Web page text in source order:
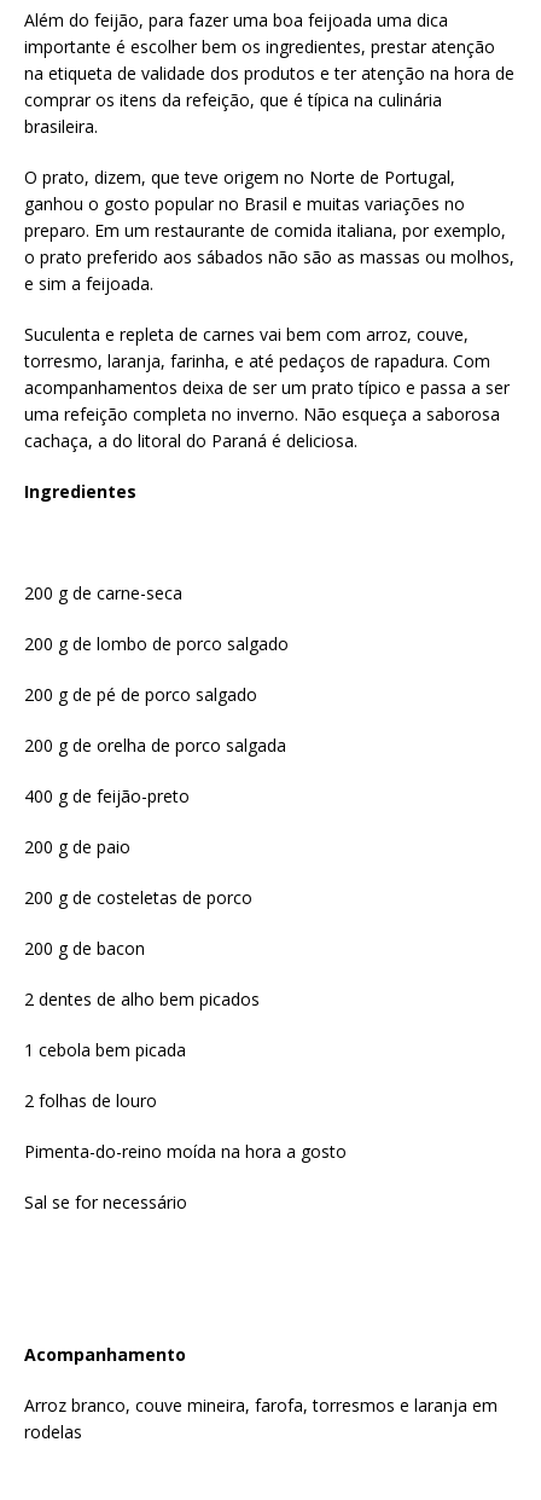
Além do feijão, para fazer uma boa feijoada uma dica
importante é escolher bem os ingredientes, prestar atenção
na etiqueta de validade dos produtos e ter atenção na hora de
comprar os itens da refeição, que é típica na culinária
brasileira.
O prato, dizem, que teve origem no Norte de Portugal,
ganhou o gosto popular no Brasil e muitas variações no
preparo. Em um restaurante de comida italiana, por exemplo,
o prato preferido aos sábados não são as massas ou molhos,
e sim a feijoada.
Suculenta e repleta de carnes vai bem com arroz, couve,
torresmo, laranja, farinha, e até pedaços de rapadura. Com
acompanhamentos deixa de ser um prato típico e passa a ser
uma refeição completa no inverno. Não esqueça a saborosa
cachaça, a do litoral do Paraná é deliciosa.
Ingredientes
200 g de carne-seca
200 g de lombo de porco salgado
200 g de pé de porco salgado
200 g de orelha de porco salgada
400 g de feijão-preto
200 g de paio
200 g de costeletas de porco
200 g de bacon
2 dentes de alho bem picados
1 cebola bem picada
2 folhas de louro
Pimenta-do-reino moída na hora a gosto
Sal se for necessário
Acompanhamento
Arroz branco, couve mineira, farofa, torresmos e laranja em
rodelas